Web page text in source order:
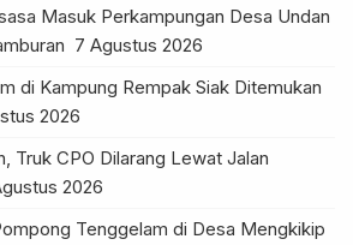
Masuk Perkampungan Desa Undan
7 Agustus 2026
di Kampung Rempak Siak Ditemukan
2026
Truk CPO Dilarang Lewat Jalan
2026
Tenggelam di Desa Mengkikip